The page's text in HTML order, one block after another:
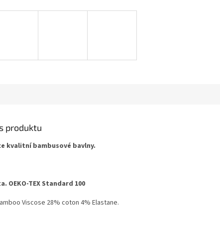
produktu
kvalitní bambusové bavlny.
OEKO-TEX Standard 100
Viscose 28% coton 4% Elastane.